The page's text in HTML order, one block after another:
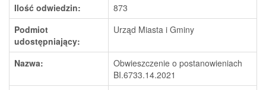
Ilość odwiedzin:
873
Podmiot
udostępniający:
Urząd Miasta i Gminy
Nazwa:
Obwieszczenie o postanowieniach
BI.6733.14.2021